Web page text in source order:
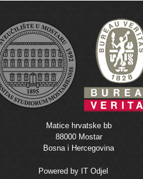
Matice hrvatske bb
88000 Mostar
Bosna i Hercegovina
Powered by IT Odjel